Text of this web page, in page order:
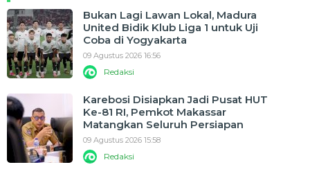
Bukan Lagi Lawan Lokal, Madura
United Bidik Klub Liga 1 untuk Uji
Coba di Yogyakarta
09 Agustus 2026 16:56
Redaksi
Karebosi Disiapkan Jadi Pusat HUT
Ke-81 RI, Pemkot Makassar
Matangkan Seluruh Persiapan
09 Agustus 2026 15:58
Redaksi